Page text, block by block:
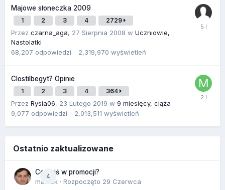
Majowe słoneczka 2009
1 2 3 4 2729
Przez czarna_aga, 27 Sierpnia 2008 w Uczniowie,
Nastolatki
68,207 odpowiedzi 2,319,970 wyświetleń
Clostilbegyt? Opinie
1 2 3 4 364
Przez Rysia06, 23 Lutego 2019 w 9 miesięcy, ciąża
9,077 odpowiedzi 2,013,511 wyświetleń
Ostatnio zaktualizowane
4
Co dziś w promocji?
maciek · Rozpoczęto 29 Czerwca